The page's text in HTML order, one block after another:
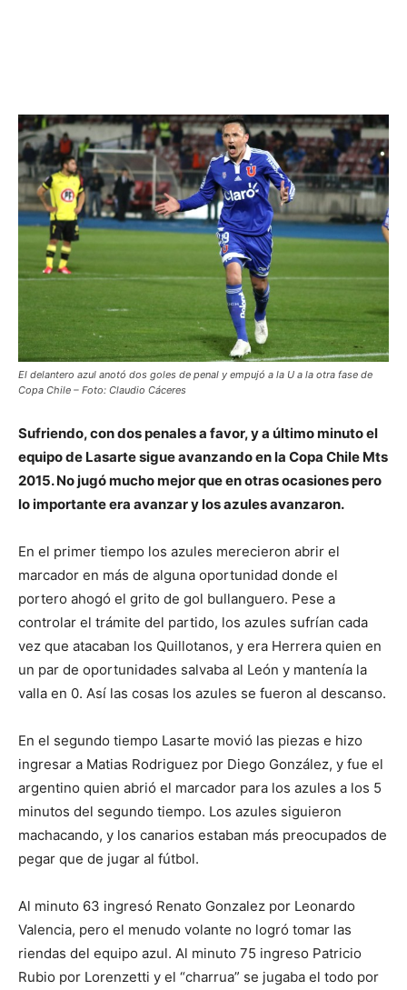
El delantero azul anotó dos goles de penal y empujó a la U a la otra fase de
Copa Chile – Foto: Claudio Cáceres
Sufriendo, con dos penales a favor, y a último minuto el
equipo de Lasarte sigue avanzando en la Copa Chile Mts
2015. No jugó mucho mejor que en otras ocasiones pero
lo importante era avanzar y los azules avanzaron.
En el primer tiempo los azules merecieron abrir el
marcador en más de alguna oportunidad donde el
portero ahogó el grito de gol bullanguero. Pese a
controlar el trámite del partido, los azules sufrían cada
vez que atacaban los Quillotanos, y era Herrera quien en
un par de oportunidades salvaba al León y mantenía la
valla en 0. Así las cosas los azules se fueron al descanso.
En el segundo tiempo Lasarte movió las piezas e hizo
ingresar a Matias Rodriguez por Diego González, y fue el
argentino quien abrió el marcador para los azules a los 5
minutos del segundo tiempo. Los azules siguieron
machacando, y los canarios estaban más preocupados de
pegar que de jugar al fútbol.
Al minuto 63 ingresó Renato Gonzalez por Leonardo
Valencia, pero el menudo volante no logró tomar las
riendas del equipo azul. Al minuto 75 ingreso Patricio
Rubio por Lorenzetti y el “charrua” se jugaba el todo por